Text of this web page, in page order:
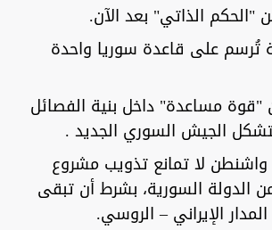
"الحكم الذاتي" بعد الآن.
تُرسم على قاعدة سوريا واحدة
مساعدة" داخل بنية الفصائل
الجيش السوري الجديد .
لا تمانع تذويب مشروع
الدولة السورية، بشرط أن تبقى
الإيراني – الروسي.